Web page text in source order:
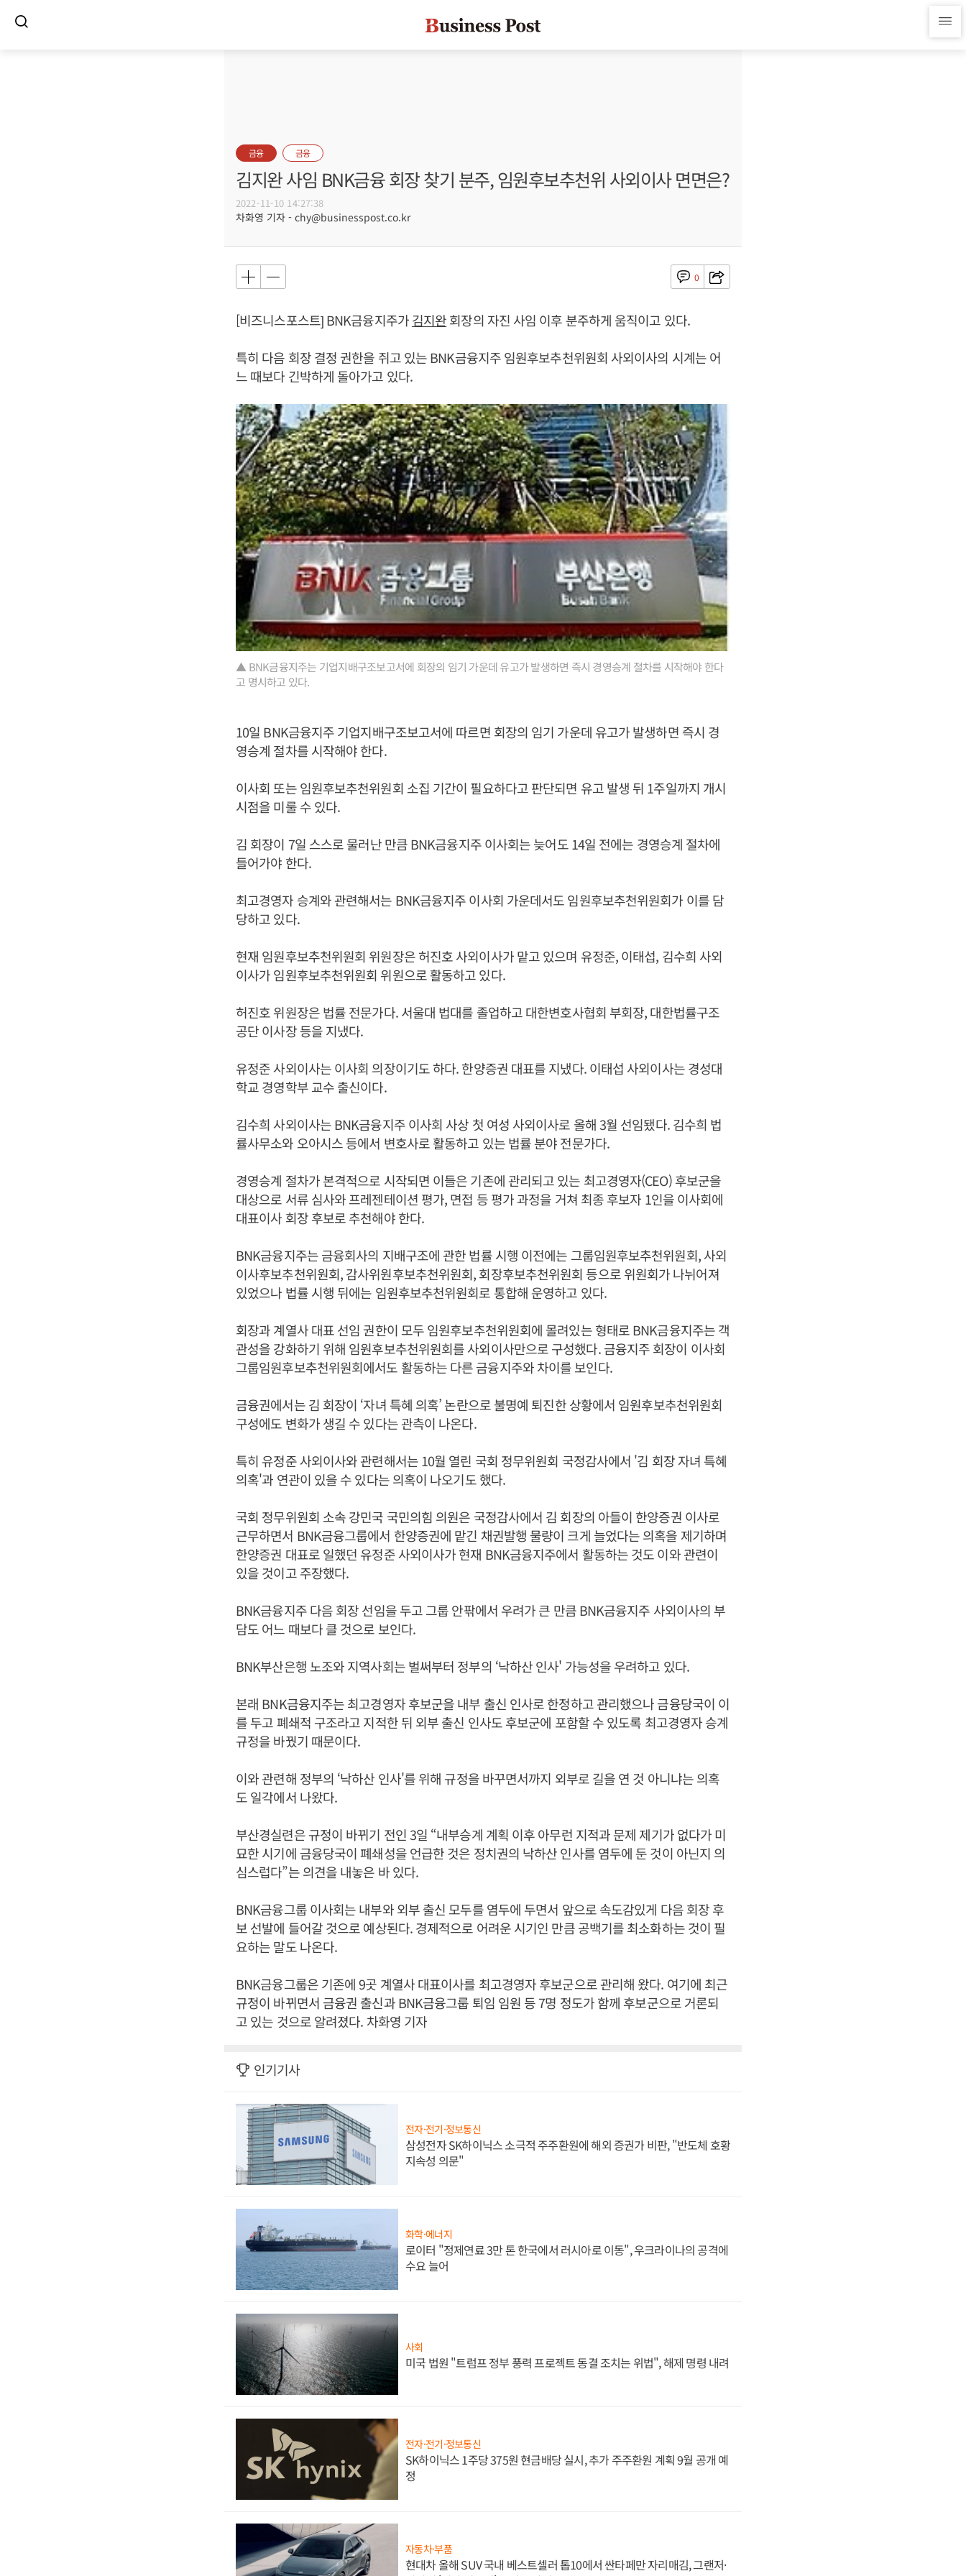
금융 금융
김지완 사임 BNK금융 회장 찾기 분주, 임원후보추천위 사외이사 면면은?
2022-11-10 14:27:38
차화영 기자 - chy@businesspost.co.kr
0
[비즈니스포스트] BNK금융지주가김지완회장의 자진 사임 이후 분주하게 움직이고 있다.
특히 다음 회장 결정 권한을 쥐고 있는 BNK금융지주 임원후보추천위원회 사외이사의 시계는 어
느 때보다 긴박하게 돌아가고 있다.
▲ BNK금융지주는 기업지배구조보고서에 회장의 임기 가운데 유고가 발생하면 즉시 경영승계 절차를 시작해야 한다
고 명시하고 있다.
10일 BNK금융지주 기업지배구조보고서에 따르면 회장의 임기 가운데 유고가 발생하면 즉시 경
영승계 절차를 시작해야 한다.
이사회 또는 임원후보추천위원회 소집 기간이 필요하다고 판단되면 유고 발생 뒤 1주일까지 개시
시점을 미룰 수 있다.
김 회장이 7일 스스로 물러난 만큼 BNK금융지주 이사회는 늦어도 14일 전에는 경영승계 절차에
들어가야 한다.
최고경영자 승계와 관련해서는 BNK금융지주 이사회 가운데서도 임원후보추천위원회가 이를 담
당하고 있다.
현재 임원후보추천위원회 위원장은 허진호 사외이사가 맡고 있으며 유정준, 이태섭, 김수희 사외
이사가 임원후보추천위원회 위원으로 활동하고 있다.
허진호 위원장은 법률 전문가다. 서울대 법대를 졸업하고 대한변호사협회 부회장, 대한법률구조
공단 이사장 등을 지냈다.
유정준 사외이사는 이사회 의장이기도 하다. 한양증권 대표를 지냈다. 이태섭 사외이사는 경성대
학교 경영학부 교수 출신이다.
김수희 사외이사는 BNK금융지주 이사회 사상 첫 여성 사외이사로 올해 3월 선임됐다. 김수희 법
률사무소와 오아시스 등에서 변호사로 활동하고 있는 법률 분야 전문가다.
경영승계 절차가 본격적으로 시작되면 이들은 기존에 관리되고 있는 최고경영자(CEO) 후보군을
대상으로 서류 심사와 프레젠테이션 평가, 면접 등 평가 과정을 거쳐 최종 후보자 1인을 이사회에
대표이사 회장 후보로 추천해야 한다.
BNK금융지주는 금융회사의 지배구조에 관한 법률 시행 이전에는 그룹임원후보추천위원회, 사외
이사후보추천위원회, 감사위원후보추천위원회, 회장후보추천위원회 등으로 위원회가 나뉘어져
있었으나 법률 시행 뒤에는 임원후보추천위원회로 통합해 운영하고 있다.
회장과 계열사 대표 선임 권한이 모두 임원후보추천위원회에 몰려있는 형태로 BNK금융지주는 객
관성을 강화하기 위해 임원후보추천위원회를 사외이사만으로 구성했다. 금융지주 회장이 이사회
그룹임원후보추천위원회에서도 활동하는 다른 금융지주와 차이를 보인다.
금융권에서는 김 회장이 ‘자녀 특혜 의혹’ 논란으로 불명예 퇴진한 상황에서 임원후보추천위원회
구성에도 변화가 생길 수 있다는 관측이 나온다.
특히 유정준 사외이사와 관련해서는 10월 열린 국회 정무위원회 국정감사에서 '김 회장 자녀 특혜
의혹'과 연관이 있을 수 있다는 의혹이 나오기도 했다.
국회 정무위원회 소속 강민국 국민의힘 의원은 국정감사에서 김 회장의 아들이 한양증권 이사로
근무하면서 BNK금융그룹에서 한양증권에 맡긴 채권발행 물량이 크게 늘었다는 의혹을 제기하며
한양증권 대표로 일했던 유정준 사외이사가 현재 BNK금융지주에서 활동하는 것도 이와 관련이
있을 것이고 주장했다.
BNK금융지주 다음 회장 선임을 두고 그룹 안팎에서 우려가 큰 만큼 BNK금융지주 사외이사의 부
담도 어느 때보다 클 것으로 보인다.
BNK부산은행 노조와 지역사회는 벌써부터 정부의 ‘낙하산 인사' 가능성을 우려하고 있다.
본래 BNK금융지주는 최고경영자 후보군을 내부 출신 인사로 한정하고 관리했으나 금융당국이 이
를 두고 폐쇄적 구조라고 지적한 뒤 외부 출신 인사도 후보군에 포함할 수 있도록 최고경영자 승계
규정을 바꿨기 때문이다.
이와 관련해 정부의 ‘낙하산 인사'를 위해 규정을 바꾸면서까지 외부로 길을 연 것 아니냐는 의혹
도 일각에서 나왔다.
부산경실련은 규정이 바뀌기 전인 3일 “내부승계 계획 이후 아무런 지적과 문제 제기가 없다가 미
묘한 시기에 금융당국이 폐쇄성을 언급한 것은 정치권의 낙하산 인사를 염두에 둔 것이 아닌지 의
심스럽다”는 의견을 내놓은 바 있다.
BNK금융그룹 이사회는 내부와 외부 출신 모두를 염두에 두면서 앞으로 속도감있게 다음 회장 후
보 선발에 들어갈 것으로 예상된다. 경제적으로 어려운 시기인 만큼 공백기를 최소화하는 것이 필
요하는 말도 나온다.
BNK금융그룹은 기존에 9곳 계열사 대표이사를 최고경영자 후보군으로 관리해 왔다. 여기에 최근
규정이 바뀌면서 금융권 출신과 BNK금융그룹 퇴임 임원 등 7명 정도가 함께 후보군으로 거론되
고 있는 것으로 알려졌다. 차화영 기자
인기기사
전자·전기·정보통신
삼성전자 SK하이닉스 소극적 주주환원에 해외 증권가 비판, "반도체 호황
지속성 의문"
화학·에너지
로이터 "정제연료 3만 톤 한국에서 러시아로 이동", 우크라이나의 공격에
수요 늘어
사회
미국 법원 "트럼프 정부 풍력 프로젝트 동결 조치는 위법", 해제 명령 내려
전자·전기·정보통신
SK하이닉스 1주당 375원 현금배당 실시, 추가 주주환원 계획 9월 공개 예
정
자동차·부품
현대차 올해 SUV 국내 베스트셀러 톱10에서 싼타페만 자리매김, 그랜저·